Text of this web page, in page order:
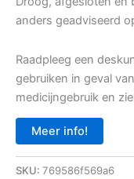
anders geadviseerd
Raadpleeg een
gebruiken in geval
medicijngebruik en
Meer info!
SKU: 769586f569a6